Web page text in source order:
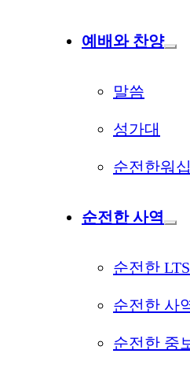
예배와 찬양
말씀
성가대
순전한워십
순전한 사역
순전한 LTS
순전한 사
순전한 중